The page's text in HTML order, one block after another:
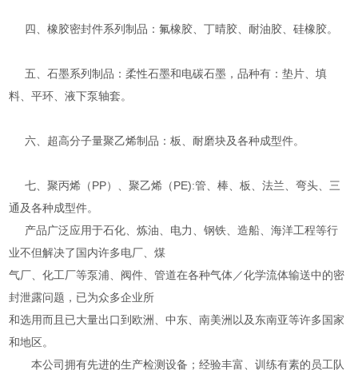
四、橡胶密封件系列制品：氟橡胶、丁晴胶、耐油胶、硅橡胶。
五、石墨系列制品：柔性石墨和电碳石墨，品种有：垫片、填
料、平环、液下泵轴套。
六、超高分子量聚乙烯制品：板、耐磨块及各种成型件。
七、聚丙烯（PP）、聚乙烯（PE):管、棒、板、法兰、弯头、三
通及各种成型件。
产品广泛应用于石化、炼油、电力、钢铁、造船、海洋工程等行
业不但解决了国内许多电厂、煤
气厂、化工厂等泵浦、阀件、管道在各种气体／化学流体输送中的密
封泄露问题，已为众多企业所
和选用而且已大量出口到欧洲、中东、南美洲以及东南亚等许多国家
和地区。
本公司拥有先进的生产检测设备；经验丰富、训练有素的员工队